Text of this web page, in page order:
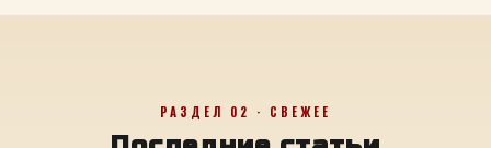
РАЗДЕЛ 02 · СВЕЖЕЕ